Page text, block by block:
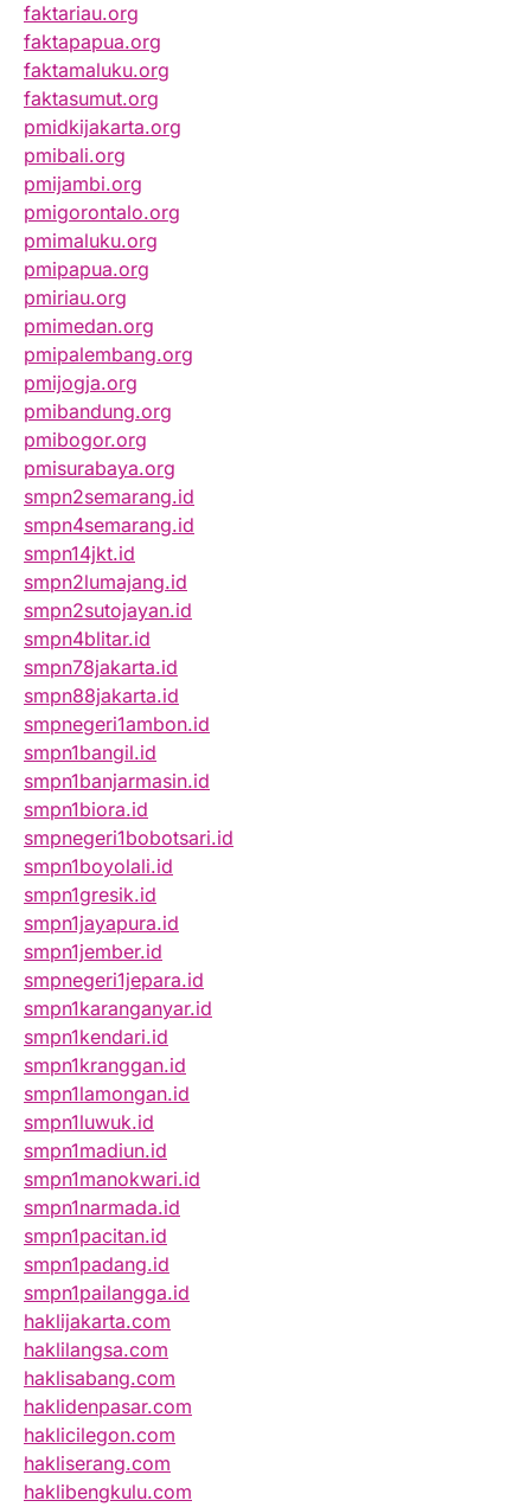
faktariau.org
faktapapua.org
faktamaluku.org
faktasumut.org
pmidkijakarta.org
pmibali.org
pmijambi.org
pmigorontalo.org
pmimaluku.org
pmipapua.org
pmiriau.org
pmimedan.org
pmipalembang.org
pmijogja.org
pmibandung.org
pmibogor.org
pmisurabaya.org
smpn2semarang.id
smpn4semarang.id
smpn14jkt.id
smpn2lumajang.id
smpn2sutojayan.id
smpn4blitar.id
smpn78jakarta.id
smpn88jakarta.id
smpnegeri1ambon.id
smpn1bangil.id
smpn1banjarmasin.id
smpn1biora.id
smpnegeri1bobotsari.id
smpn1boyolali.id
smpn1gresik.id
smpn1jayapura.id
smpn1jember.id
smpnegeri1jepara.id
smpn1karanganyar.id
smpn1kendari.id
smpn1kranggan.id
smpn1lamongan.id
smpn1luwuk.id
smpn1madiun.id
smpn1manokwari.id
smpn1narmada.id
smpn1pacitan.id
smpn1padang.id
smpn1pailangga.id
haklijakarta.com
haklilangsa.com
haklisabang.com
haklidenpasar.com
haklicilegon.com
hakliserang.com
haklibengkulu.com